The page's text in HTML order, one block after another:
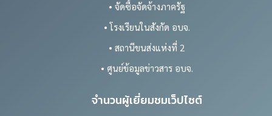
• จัดซื้อจัดจ้างภาครัฐ
• โรงเรียนในสังกัด อบจ.
• สถานีขนส่งแห่งที่ 2
• ศูนย์ข้อมูลข่าวสาร อบจ.
จำนวนผู้เยี่ยมชมเว็ปไซต์